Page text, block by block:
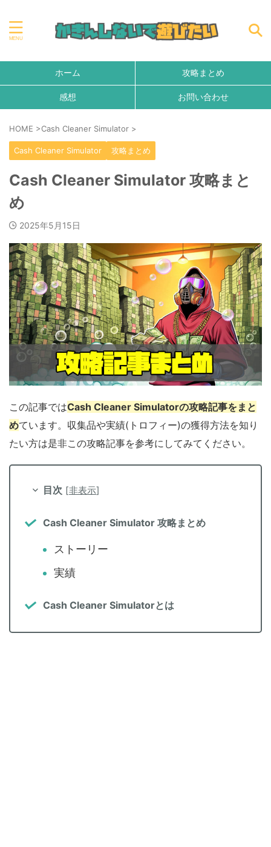
ホーム 攻略まとめ
感想 お問い合わせ
HOME >Cash Cleaner Simulator >
Cash Cleaner Simulator 攻略まとめ
Cash Cleaner Simulator 攻略まと
め
2025年5月15日
この記事ではCash Cleaner Simulatorの攻略記事をまと
めています。収集品や実績(トロフィー)の獲得方法を知り
たい方は是非この攻略記事を参考にしてみてください。
目次 [非表示]
Cash Cleaner Simulator 攻略まとめ
ストーリー
実績
Cash Cleaner Simulatorとは